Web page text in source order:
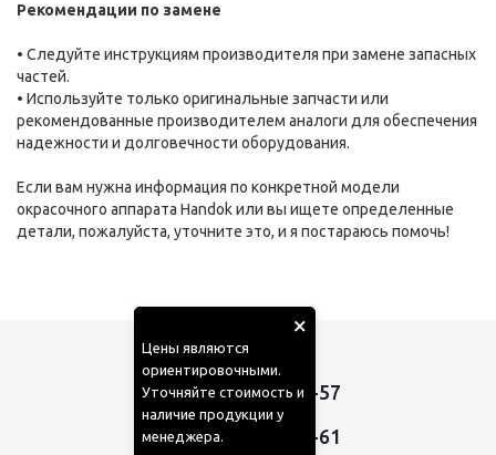
Рекомендации по замене
• Следуйте инструкциям производителя при замене запасных
частей.
• Используйте только оригинальные запчасти или
рекомендованные производителем аналоги для обеспечения
надежности и долговечности оборудования.
Если вам нужна информация по конкретной модели
окрасочного аппарата Handok или вы ищете определенные
детали, пожалуйста, уточните это, и я постараюсь помочь!
+7 (910) 050-42-57
,
+7 (985) 410-65-61
×
Цены являются
ориентировочными.
Уточняйте стоимость и
наличие продукции у
менеджера.